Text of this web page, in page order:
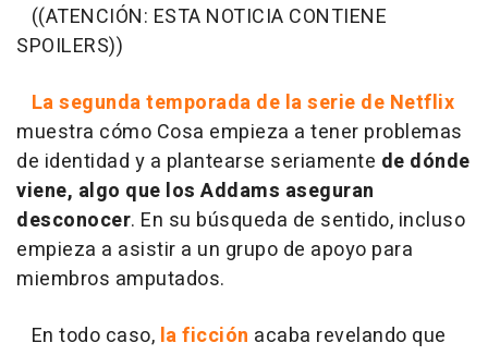
((ATENCIÓN: ESTA NOTICIA CONTIENE
SPOILERS))
La segunda temporada de la serie de Netflix
muestra cómo Cosa empieza a tener problemas
de identidad y a plantearse seriamente de dónde
viene, algo que los Addams aseguran
desconocer. En su búsqueda de sentido, incluso
empieza a asistir a un grupo de apoyo para
miembros amputados.
En todo caso, la ficción acaba revelando que